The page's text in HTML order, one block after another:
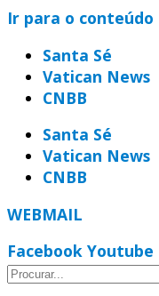
Ir para o conteúdo
Santa Sé
Vatican News
CNBB
Santa Sé
Vatican News
CNBB
WEBMAIL
Facebook Youtube